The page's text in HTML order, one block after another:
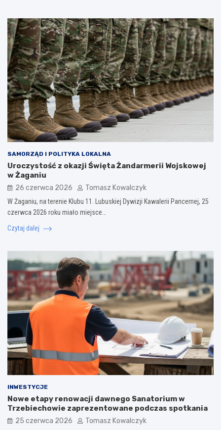
SAMORZĄD I POLITYKA LOKALNA
Uroczystość z okazji Święta Żandarmerii Wojskowej
w Żaganiu
26 czerwca 2026 Tomasz Kowalczyk
W Żaganiu, na terenie Klubu 11. Lubuskiej Dywizji Kawalerii Pancernej, 25
czerwca 2026 roku miało miejsce…
Czytaj dalej
INWESTYCJE
Nowe etapy renowacji dawnego Sanatorium w
Trzebiechowie zaprezentowane podczas spotkania
25 czerwca 2026 Tomasz Kowalczyk